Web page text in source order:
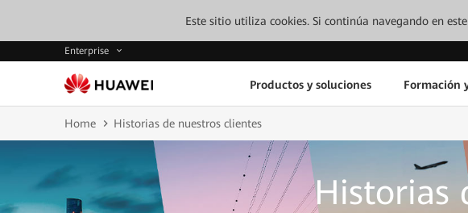
Este sitio utiliza cookies. Si continúa navegando en
Enterprise
Productos y soluciones Formación
Home Historias de nuestros clientes
Historias